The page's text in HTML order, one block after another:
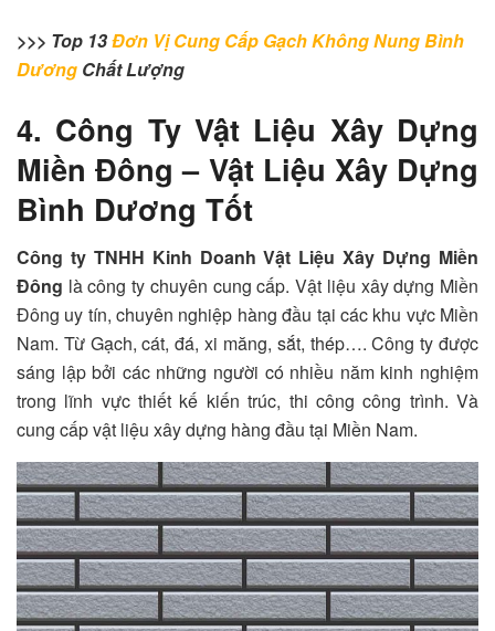
>>> Top 13Đơn Vị Cung Cấp Gạch Không Nung Bình
Dương Chất Lượng
4. Công Ty Vật Liệu Xây Dựng
Miền Đông – Vật Liệu Xây Dựng
Bình Dương Tốt
Công ty TNHH Kinh Doanh Vật Liệu Xây Dựng Miền
Đông là công ty chuyên cung cấp. Vật liệu xây dựng Miền
Đông uy tín, chuyên nghiệp hàng đầu tại các khu vực Miền
Nam. Từ Gạch, cát, đá, xi măng, sắt, thép…. Công ty được
sáng lập bởi các những người có nhiều năm kinh nghiệm
trong lĩnh vực thiết kế kiến trúc, thi công công trình. Và
cung cấp vật liệu xây dựng hàng đầu tại Miền Nam.